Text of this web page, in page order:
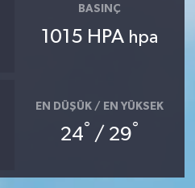
BASINÇ
1015 HPA hpa
EN DÜŞÜK / EN YÜKSEK
24° / 29°